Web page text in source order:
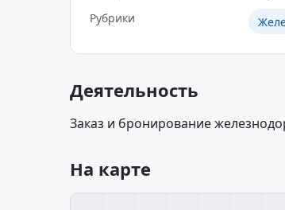
Рубрики
Деятельность
Заказ и бронирование
На карте